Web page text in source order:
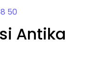
50
Antika